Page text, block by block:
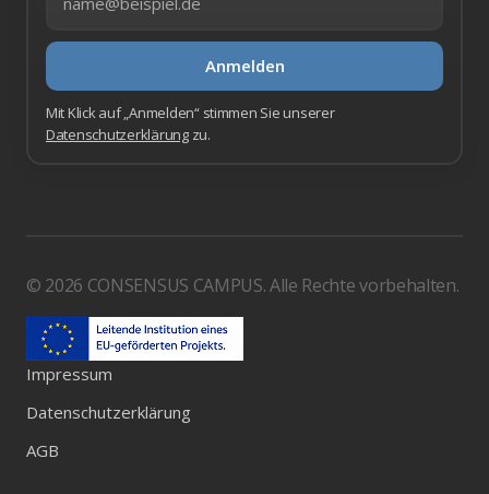
Anmelden
Mit Klick auf „Anmelden“ stimmen Sie unserer
Datenschutzerklärungzu.
© 2026 CONSENSUS CAMPUS. Alle Rechte vorbehalten.
Impressum
Datenschutzerklärung
AGB